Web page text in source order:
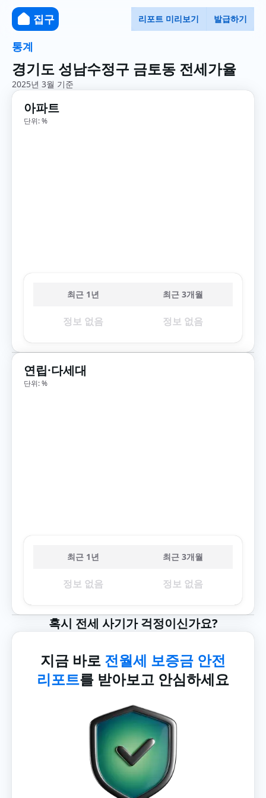
집구 리포트 미리보기 발급하기
통계
경기도 성남수정구 금토동 전세가율
2025년 3월 기준
아파트
단위: %
최근 1년 최근 3개월
정보 없음 정보 없음
연립·다세대
단위: %
최근 1년 최근 3개월
정보 없음 정보 없음
혹시 전세 사기가 걱정이신가요?
지금 바로 전월세 보증금 안전
리포트를 받아보고 안심하세요